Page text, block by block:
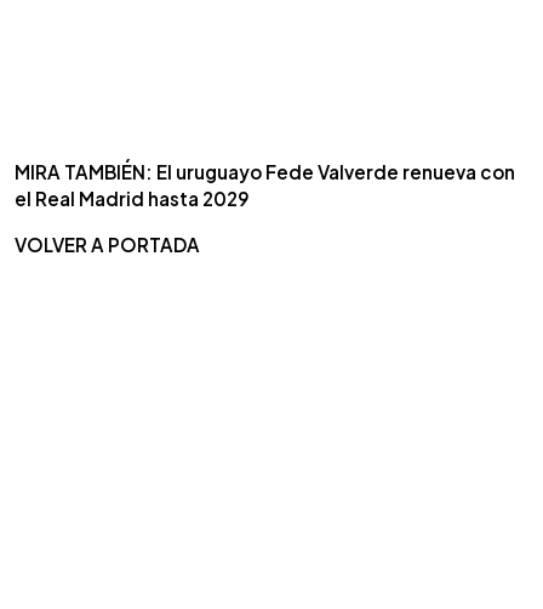
MIRA TAMBIÉN: El uruguayo Fede Valverde renueva con
el Real Madrid hasta 2029
VOLVER A PORTADA